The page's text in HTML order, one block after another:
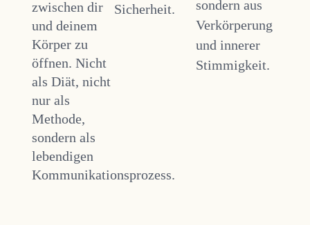
zwischen dir
und deinem
Körper zu
öffnen. Nicht
als Diät, nicht
nur als
Methode,
sondern als
lebendigen
Kommunikationsprozess.
Sicherheit.
sondern aus
Verkörperung
und innerer
Stimmigkeit.